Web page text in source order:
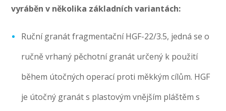
vyráběn v několika základních variantách:
Ruční granát fragmentační HGF-22/3.5, jedná se o
ručně vrhaný pěchotní granát určený k použití
během útočných operací proti měkkým cílům. HGF
je útočný granát s plastovým vnějším pláštěm s